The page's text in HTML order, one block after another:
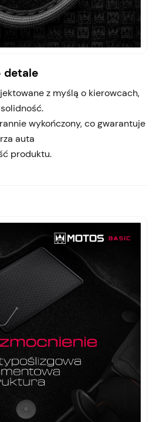
detale
z myślą o kierowcach,
wykończony, co gwarantuje
auta
produktu.